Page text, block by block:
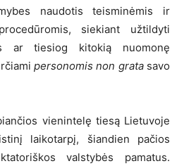
naudotis teisminėmis ir
siekiant užtildyti
ar tiesiog kitokią nuomonę
personomis non gratasavo
vienintelę tiesą Lietuvoje
laikotarpį, šiandien pačios
valstybės pamatus.